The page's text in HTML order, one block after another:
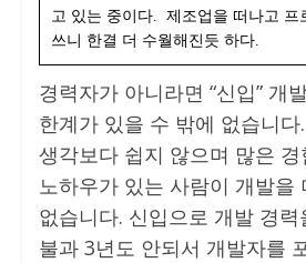
고 있는 중이다. 제조업을 떠나고 프
쓰니 한결 더 수월해진듯 하다.
경력자가 아니라면 “신입” 개
한계가 있을 수 밖에 없습니
생각보다 쉽지 않으며 많은
노하우가 있는 사람이 개발을
없습니다. 신입으로 개발 경
불과 3년도 안되서 개발자를